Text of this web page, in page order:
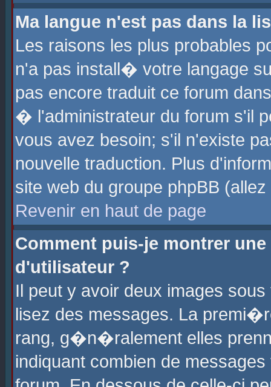
Ma langue n'est pas dans la
Les raisons les plus probables
n'a pas install� votre langage
pas encore traduit ce forum
� l'administrateur du forum s'il
vous avez besoin; s'il n'existe
nouvelle traduction. Plus
site web du groupe phpBB
Revenir en haut de page
Comment puis-je montrer
d'utilisateur ?
Il peut y avoir deux images
lisez des messages. La
rang, g�n�ralement elles
indiquant combien de